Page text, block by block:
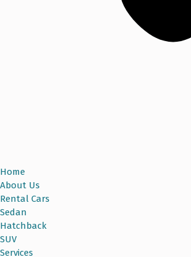
Home
About Us
Rental Cars
Sedan
Hatchback
SUV
Services